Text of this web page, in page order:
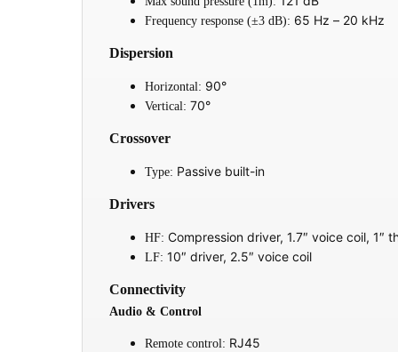
Frequency response (±3 dB): 65 Hz – 20 kHz
Dispersion
Horizontal: 90°
Vertical: 70°
Crossover
Type: Passive built-in
Drivers
HF: Compression driver, 1.7″ voice coil, 1″
LF: 10″ driver, 2.5″ voice coil
Connectivity
Audio & Control
Remote control: RJ45